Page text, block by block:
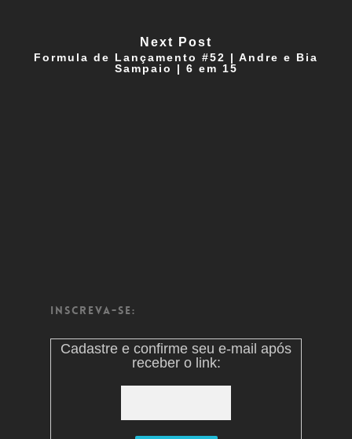
Next Post
Formula de Lançamento #52 | Andre e Bia
Sampaio | 6 em 15
Inscreva-se:
Cadastre e confirme seu e-mail após
receber o link: